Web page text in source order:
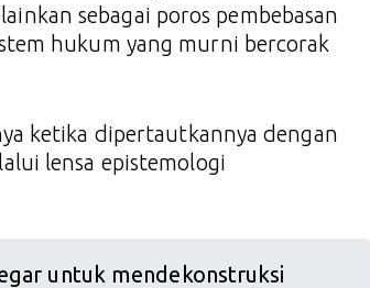
sebagai poros pembebasan
hukum yang murni bercorak
ketika dipertautkannya dengan
lensa epistemologi
untuk mendekonstruksi